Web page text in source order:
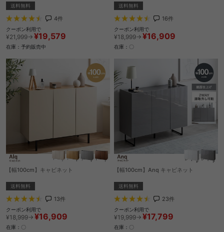
送料無料
4件
クーポン利用で
¥21,999→ ¥19,579
在庫：予約販売中
送料無料
16件
クーポン利用で
¥18,999→ ¥16,909
在庫：〇
【幅100cm】キャビネット
送料無料
13件
クーポン利用で
¥18,999→ ¥16,909
在庫：〇
【幅100cm】Anq キャビネット
送料無料
23件
クーポン利用で
¥19,999→ ¥17,799
在庫：〇